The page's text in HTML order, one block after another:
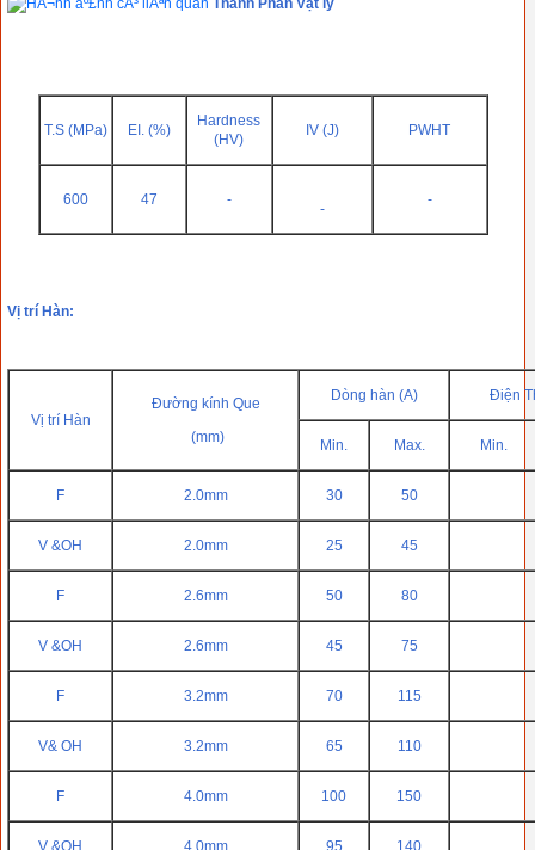
Thành Phần Vật lý
T.S (MPa) EI. (%)
Hardness
(HV)
IV (J) PWHT
600 47 -
-
-
Vị trí Hàn:
Vị trí Hàn
Đường kính Que
(mm)
Dòng hàn (A) Điện
Min. Max. Min.
F 2.0mm 30 50
V &OH 2.0mm 25 45
F 2.6mm 50 80
V &OH 2.6mm 45 75
F 3.2mm 70 115
V& OH 3.2mm 65 110
F 4.0mm 100 150
V &OH 4.0mm 95 140